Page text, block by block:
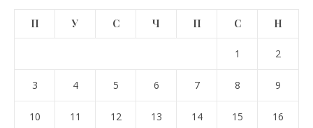
П У С Ч П С Н
1 2
3 4 5 6 7 8 9
10 11 12 13 14 15 16